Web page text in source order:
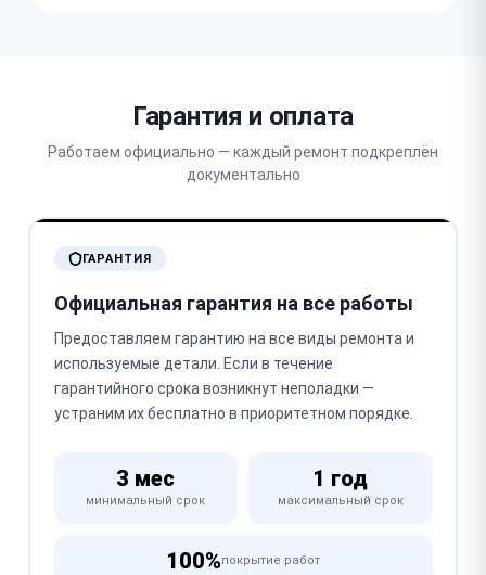
Гарантия и оплата
Работаем официально — каждый ремонт подкреплён
документально
ГАРАНТИЯ
Официальная гарантия на все работы
Предоставляем гарантию на все виды ремонта и
используемые детали. Если в течение
гарантийного срока возникнут неполадки —
устраним их бесплатно в приоритетном порядке.
3 мес
минимальный срок
1 год
максимальный срок
100%покрытие работ